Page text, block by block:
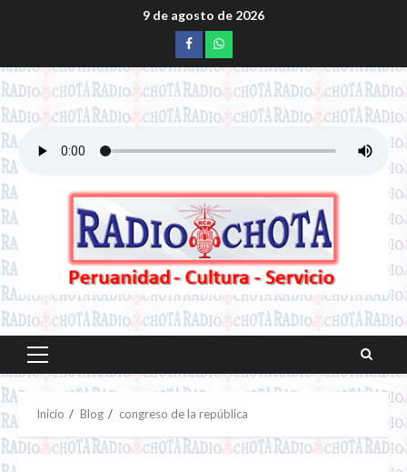
9 de agosto de 2026
Facebookwhatsapp
Menú
principal
Inicio Blog congreso de la república